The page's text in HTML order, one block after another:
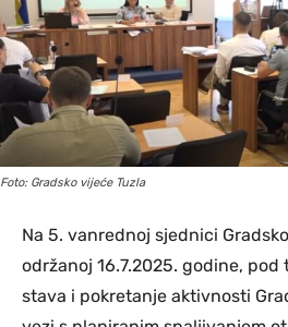
Foto: Gradsko vijeće Tuzla
Na 5. vanrednoj sjednici
održanoj 16.7.2025. godine, pod
stava i pokretanje aktivnosti